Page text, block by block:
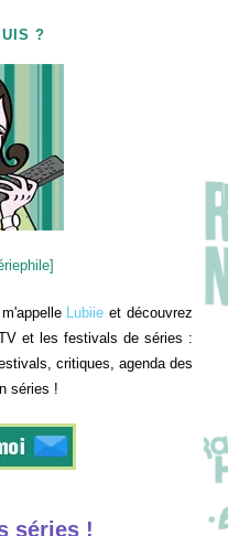
?
Lubiie et découvrez
et les festivals de séries :
critiques, agenda des
séries !
séries !